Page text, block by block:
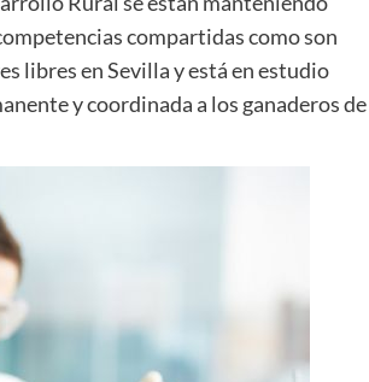
compartidas como son
libres en Sevilla y está en estudio
y coordinada a los ganaderos de